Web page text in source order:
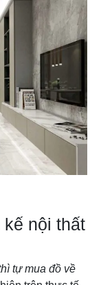
nội thất
tự mua đồ về